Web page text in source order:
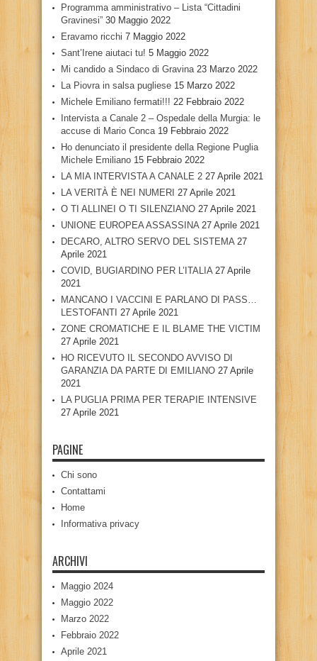
Programma amministrativo – Lista “Cittadini
Gravinesi” 30 Maggio 2022
Eravamo ricchi 7 Maggio 2022
Sant’Irene aiutaci tu! 5 Maggio 2022
Mi candido a Sindaco di Gravina 23 Marzo 2022
La Piovra in salsa pugliese 15 Marzo 2022
Michele Emiliano fermati!!! 22 Febbraio 2022
Intervista a Canale 2 – Ospedale della Murgia: le
accuse di Mario Conca 19 Febbraio 2022
Ho denunciato il presidente della Regione Puglia
Michele Emiliano 15 Febbraio 2022
LA MIA INTERVISTA A CANALE 2 27 Aprile 2021
LA VERITÀ È NEI NUMERI 27 Aprile 2021
O TI ALLINEI O TI SILENZIANO 27 Aprile 2021
UNIONE EUROPEA ASSASSINA 27 Aprile 2021
DECARO, ALTRO SERVO DEL SISTEMA 27
Aprile 2021
COVID, BUGIARDINO PER L’ITALIA 27 Aprile
2021
MANCANO I VACCINI E PARLANO DI PASS…
LESTOFANTI 27 Aprile 2021
ZONE CROMATICHE E IL BLAME THE VICTIM
27 Aprile 2021
HO RICEVUTO IL SECONDO AVVISO DI
GARANZIA DA PARTE DI EMILIANO 27 Aprile
2021
LA PUGLIA PRIMA PER TERAPIE INTENSIVE
27 Aprile 2021
PAGINE
Chi sono
Contattami
Home
Informativa privacy
ARCHIVI
Maggio 2024
Maggio 2022
Marzo 2022
Febbraio 2022
Aprile 2021